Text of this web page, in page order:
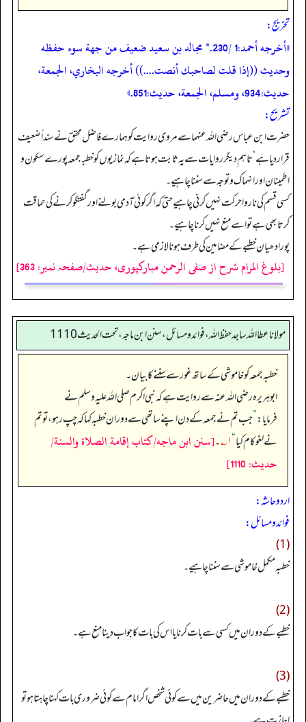
تخریج:
«أخرجه أحمد:1 /230.* مجالد بن سعيد ضعيف من جهة سوء حفظه
وحديث ((إذا قلت لصاحبك أنصت....)) أخرجه البخاري، الجمعة،
حديث:934، ومسلم، الجمعة، حديث:851.»
تشریح:
حضرت ابن عباس رضی اللہ عنہما سے مروی روایت کو ہمارے فاضل محقق نے سنداً ضعیف
قرار دیا ہے‘ تاہم دیگر روایات سے یہ ثابت ہوتا ہے کہ نمازیوں کو خطبۂجمعہ پورے سکون و
اطمینان اور انہماک و توجہ سے سننا چاہیے۔
کسی قسم کی ناروا حرکت نہیں کرنی چاہیے حتی کہ اگر کوئی آدمی بولنے اور گفتگو کرنے کی حماقت
کرتا بھی ہے تو اسے منع نہیں کرنا چاہیے۔
پورا دھیان خطبے کے مضامین کی طرف ہونا لازمی ہے۔
[بلوغ المرام شرح از صفی الرحمن مبارکپوری، حدیث/صفحہ نمبر: 363]
مولانا عطا الله ساجد حفظ الله، فوائد و مسائل، سنن ابن ماجه، تحت الحديث1110
خطبہ جمعہ کو خاموشی کے ساتھ غور سے سننے کا بیان۔
ابوہریرہ رضی اللہ عنہ سے روایت ہے کہ نبی اکرم صلی اللہ علیہ وسلم نے
فرمایا:”جب تم نے جمعہ کے دن اپنے ساتھی سے دوران خطبہ کہا کہ چپ رہو، تو تم
نے لغو کام کیا“۱؎ ۔[سنن ابن ماجه/كتاب إقامة الصلاة والسنة/
حدیث: 1110]
اردو حاشہ:
فوائد و مسائل:
(1)
خطبہ مکمل خاموشی سے سننا چاہیے۔
(2)
خطبے کے دوران میں کسی سے بات کرنا یا اس کی بات کا جواب دینا منع ہے۔
(3)
خطبے کے دوران میں حاضرین میں سے کوئی شخص اگر امام سے کوئی ضروری بات کہنا چاہتا ہو تو